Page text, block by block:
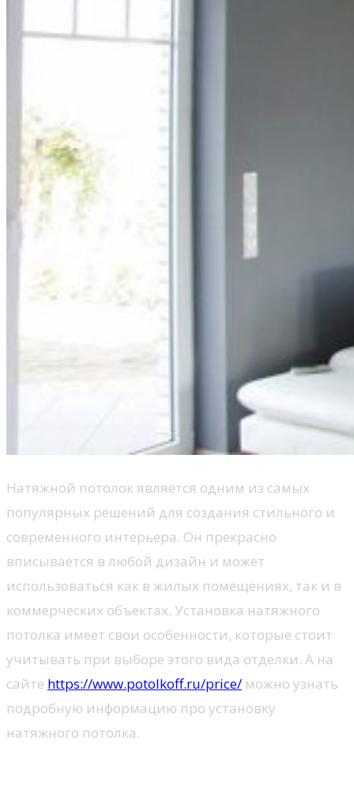
Натяжной потолок является одним из самых
популярных решений для создания стильного и
современного интерьера. Он прекрасно
вписывается в любой дизайн и может
использоваться как в жилых помещениях, так и в
коммерческих объектах. Установка натяжного
потолка имеет свои особенности, которые стоит
учитывать при выборе этого вида отделки. А на
сайте https://www.potolkoff.ru/price/ можно узнать
подробную информацию про установку
натяжного потолка.